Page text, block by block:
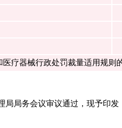
疗器械行政处罚裁量适用规则
局务会议审议通过，现予印发